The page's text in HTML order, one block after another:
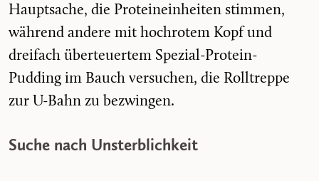
Hauptsache, die Proteineinheiten stimmen,
während andere mit hochrotem Kopf und
dreifach überteuertem Spezial-Protein-
Pudding im Bauch versuchen, die Rolltreppe
zur U-Bahn zu bezwingen.
Suche nach Unsterblichkeit